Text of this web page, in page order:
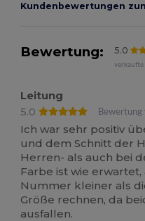
Kundenbewertungen
Bewertung: 5.0
verkaufte
Leitung
5.0
Bewertung
Ich war sehr positiv
und dem Schnitt der
Herren- als auch bei
Farbe ist wie
Nummer kleiner als
Größe rechnen, da
ausfallen.